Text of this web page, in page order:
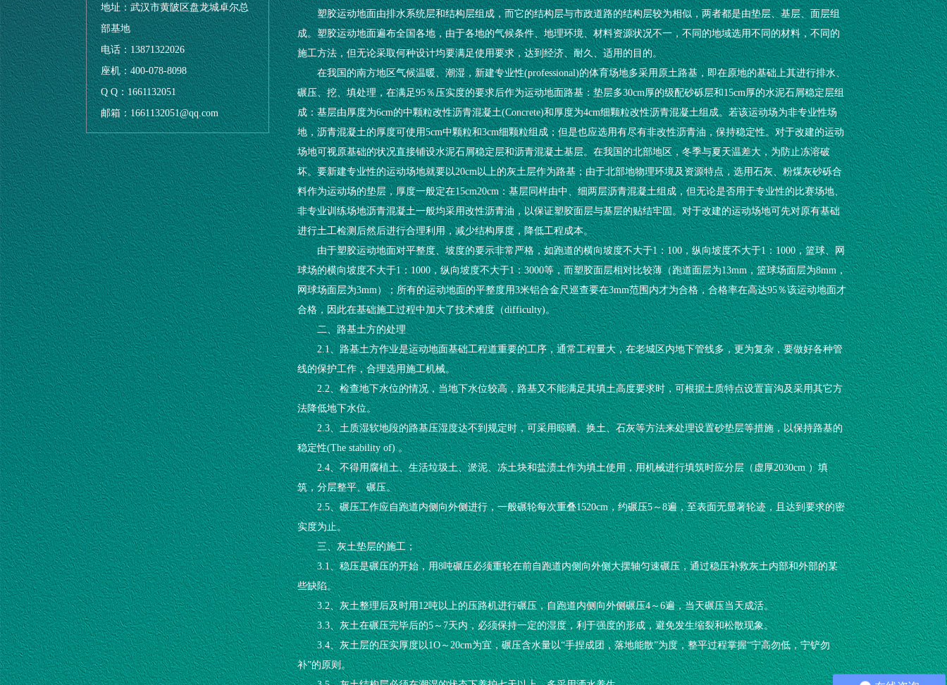
地址：武汉市黄陂区盘龙城卓尔总
部基地
电话：13871322026
座机：400-078-8098
Q Q：1661132051
邮箱：1661132051@qq.com
塑胶运动地面由排水系统层和结构层组成，而它的结构层与市政道路的结构层较为相似，两者都是由垫层、基层、面层组
成。塑胶运动地面遍布全国各地，由于各地的气候条件、地理环境、材料资源状况不一，不同的地域选用不同的材料，不同的
施工方法，但无论采取何种设计均要满足使用要求，达到经济、耐久、适用的目的。
在我国的南方地区气候温暖、潮湿，新建专业性(professional)的体育场地多采用原土路基，即在原地的基础上其进行排水、
碾压、挖、填处理，在满足95％压实度的要求后作为运动地面路基：垫层多30cm厚的级配砂砾层和15cm厚的水泥石屑稳定层组
成：基层由厚度为6cm的中颗粒改性沥青混凝土(Concrete)和厚度为4cm细颗粒改性沥青混凝土组成。若该运动场为非专业性场
地，沥青混凝土的厚度可使用5cm中颗粒和3cm细颗粒组成；但是也应选用有尽有非改性沥青油，保持稳定性。对于改建的运动
场地可视原基础的状况直接铺设水泥石屑稳定层和沥青混凝土基层。在我国的北部地区，冬季与夏天温差大，为防止冻溶破
坏。要新建专业性的运动场地就要以20cm以上的灰土层作为路基；由于北部地物理环境及资源特点，选用石灰、粉煤灰砂砾合
料作为运动场的垫层，厚度一般定在15cm20cm：基层同样由中、细两层沥青混凝土组成，但无论是否用于专业性的比赛场地、
非专业训练场地沥青混凝土一般均采用改性沥青油，以保证塑胶面层与基层的贴结牢固。对于改建的运动场地可先对原有基础
进行土工检测后然后进行合理利用，减少结构厚度，降低工程成本。
由于塑胶运动地面对平整度、坡度的要示非常严格，如跑道的横向坡度不大于1：100，纵向坡度不大于1：1000，篮球、网
球场的横向坡度不大于1：1000，纵向坡度不大于1：3000等，而塑胶面层相对比较薄（跑道面层为13mm，篮球场面层为8mm，
网球场面层为3mm）；所有的运动地面的平整度用3米铝合金尺巡查要在3mm范围内才为合格，合格率在高达95％该运动地面才
合格，因此在基础施工过程中加大了技术难度（difficulty)。
二、路基土方的处理
2.1、路基土方作业是运动地面基础工程道重要的工序，通常工程量大，在老城区内地下管线多，更为复杂，要做好各种管
线的保护工作，合理选用施工机械。
2.2、检查地下水位的情况，当地下水位较高，路基又不能满足其填土高度要求时，可根据土质特点设置盲沟及采用其它方
法降低地下水位。
2.3、土质湿软地段的路基压湿度达不到规定时，可采用晾晒、换土、石灰等方法来处理设置砂垫层等措施，以保持路基的
稳定性(The stability of) 。
2.4、不得用腐植土、生活垃圾土、淤泥、冻土块和盐渍土作为填土使用，用机械进行填筑时应分层（虚厚2030cm ）填
筑，分层整平、碾压。
2.5、碾压工作应自跑道内侧向外侧进行，一般碾轮每次重叠1520cm，约碾压5～8遍，至表面无显著轮迹，且达到要求的密
实度为止。
三、灰土垫层的施工；
3.1、稳压是碾压的开始，用8吨碾压必须重轮在前自跑道内侧向外侧大摆轴匀速碾压，通过稳压补救灰土内部和外部的某
些缺陷。
3.2、灰土整理后及时用12吨以上的压路机进行碾压，自跑道内侧向外侧碾压4～6遍，当天碾压当天成活。
3.3、灰土在碾压完毕后的5～7天内，必须保持一定的湿度，利于强度的形成，避免发生缩裂和松散现象。
3.4、灰土层的压实厚度以1O～20cm为宜，碾压含水量以“手捏成团，落地能散”为度，整平过程掌握“宁高勿低，宁铲勿
补”的原则。